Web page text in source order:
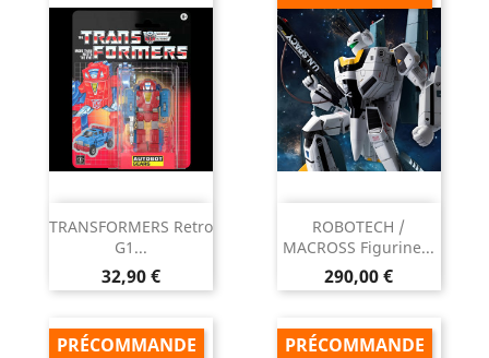
TRANSFORMERS Retro
G1...
Prix
32,90 €
ROBOTECH /
MACROSS Figurine...
Prix
290,00 €
PRÉCOMMANDE PRÉCOMMANDE